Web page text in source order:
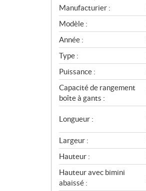
S
p
é
c
i
f
i
c
a
t
i
n
s
Manufacturier :
Modèle :
Année :
Type :
Puissance :
Capacité de rangement
boîte à gants :
Longueur :
Largeur :
Hauteur :
Hauteur avec bimini
abaissé :